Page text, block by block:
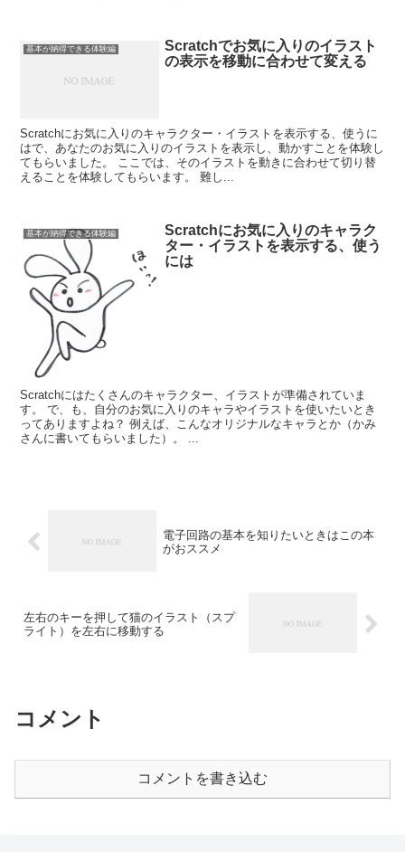
基本が納得できる体験編
Scratchでお気に入りのイラスト
の表示を移動に合わせて変える
Scratchにお気に入りのキャラクター・イラストを表示する、使うに
はで、あなたのお気に入りのイラストを表示し、動かすことを体験し
てもらいました。 ここでは、そのイラストを動きに合わせて切り替
えることを体験してもらいます。 難し...
基本が納得できる体験編
Scratchにお気に入りのキャラク
ター・イラストを表示する、使う
には
Scratchにはたくさんのキャラクター、イラストが準備されていま
す。 で、も、自分のお気に入りのキャラやイラストを使いたいとき
ってありますよね？ 例えば、こんなオリジナルなキャラとか（かみ
さんに書いてもらいました）。 ...
電子回路の基本を知りたいときはこの本
がおススメ
左右のキーを押して猫のイラスト（スプ
ライト）を左右に移動する
コメント
コメントを書き込む